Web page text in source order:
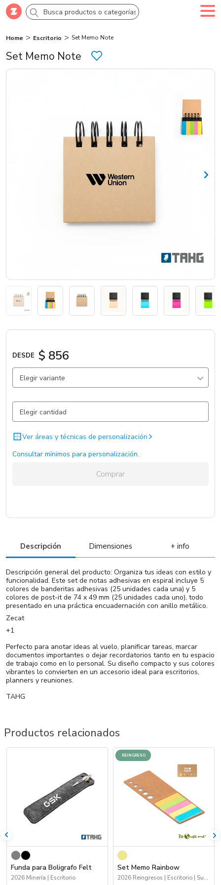
Comprar Crea tu cuenta
Categorías
Set Memo Note
Home Escritorio Set Memo Note
DESDE $ 856
Elegir variante
Natural / Natural / Papel 364 un.
Ver áreas y técnicas de personalización
Consultar mínimos para personalización.
Comprar
Descripción Dimensiones + info
Descripción general del producto: Organiza tus ideas con estilo y
funcionalidad. Este set de notas adhesivas en espiral incluye 5
colores de banderitas adhesivas (25 unidades cada una) y 5
colores de post-it de 74 x 49 mm (25 unidades cada uno), todo
presentado en una práctica encuadernación con anillo metálico.
Zecat
+1
Perfecto para anotar ideas al vuelo, planificar tareas, marcar
documentos importantes o dejar recordatorios tanto en tu espacio
de trabajo como en lo personal. Su diseño compacto y sus colores
vibrantes lo convierten en un accesorio ideal para escritorios,
planners y reuniones.
TAHG
Productos relacionados
Funda para Boligrafo Felt
2026 Minería | Escritorio
REINGRESO
Set Memo Rainbow
2026 Reingresos | Escritorio | Sustentables